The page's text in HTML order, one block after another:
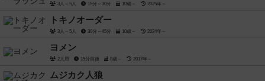
3人～5人 15分～30分 10歳～ 2025年～
トキノオーダー
3人～5人 30分～45分 10歳～ 2024年～
ヨメン
2人用 15分前後 8歳～ 2017年～
ムジカク人狼